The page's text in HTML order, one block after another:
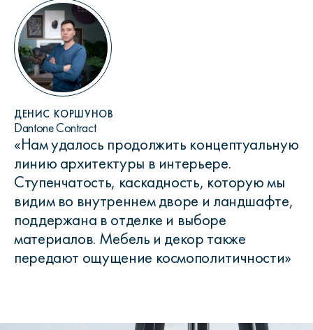
ДЕНИС КОРШУНОВ
Dantone Contract
«Нам удалось продолжить концептуальную
линию архитектуры в интерьере.
Ступенчатость, каскадность, которую мы
видим во внутреннем дворе и ландшафте,
поддержана в отделке и выборе
материалов. Мебель и декор также
передают ощущение космополитичности»